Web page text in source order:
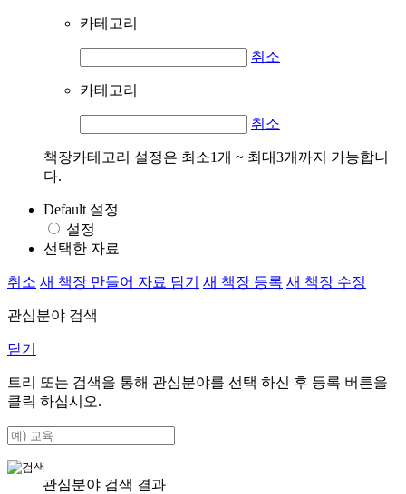
카테고리
취소
카테고리
취소
책장카테고리 설정은 최소1개 ~ 최대3개까지 가능합니
다.
Default 설정
설정
선택한 자료
취소 새 책장 만들어 자료 담기 새 책장 등록 새 책장 수정
관심분야 검색
닫기
트리 또는 검색을 통해 관심분야를 선택 하신 후 등록 버튼을
클릭 하십시오.
관심분야 검색 결과